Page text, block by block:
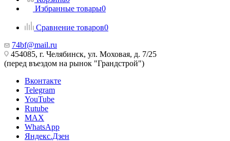
Избранные товары0
Сравнение товаров0
74bf@mail.ru
454085, г. Челябинск, ул. Моховая, д. 7/25
(перед въездом на рынок "Грандстрой")
Вконтакте
Telegram
YouTube
Rutube
MAX
WhatsApp
Яндекс.Дзен